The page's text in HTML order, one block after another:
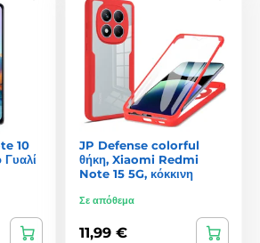
10
Γυαλί
JP Defense colorful
θήκη, Xiaomi Redmi
Note 15 5G, κόκκινη
Σε απόθεμα
11,99 €